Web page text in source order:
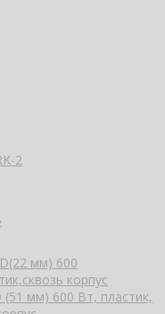
2
мм) 600
корпус
(51 мм) 600 Вт, пластик,